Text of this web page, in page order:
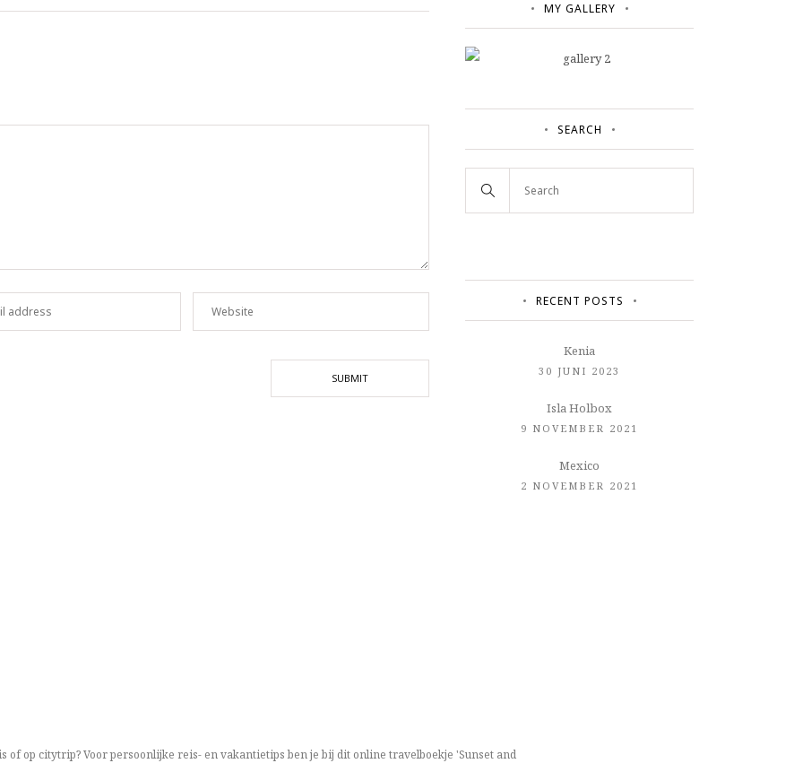
MY GALLERY
SEARCH
RECENT POSTS
Kenia
30 JUNI 2023
Isla Holbox
9 NOVEMBER 2021
Mexico
2 NOVEMBER 2021
of op citytrip? Voor persoonlijke reis- en vakantietips ben je bij dit online travelboekje 'Sunset and